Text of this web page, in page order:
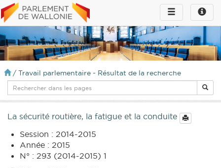
Toggle
infos
Toggle
navigation
/ Travail parlementaire - Résultat de la recherche
La sécurité routière, la fatigue et la conduite
Session : 2014-2015
Année : 2015
N° : 293 (2014-2015) 1